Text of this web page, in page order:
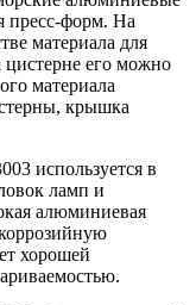
пресс-форм. На
материала для
цистерне его можно
материала
крышка
используется в
ламп и
алюминиевая
хорошей